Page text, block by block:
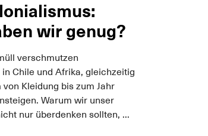
wir genug?
verschmutzen
Chile und Afrika, gleichzeitig
Kleidung bis zum Jahr
Warum wir unser
nur überdenken sollten, ...